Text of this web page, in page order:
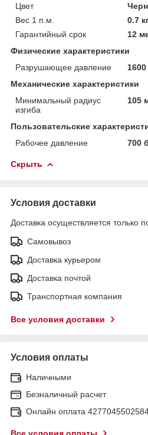
Цвет
Вес 1 п.м.
0.7
Гарантийный срок
12
Физические характеристики
Разрушающее давление
Механические характеристики
Минимальный радиус
изгиба
105
Пользовательские
Рабочее давление
700
Скрыть
Условия доставки
Доставка осуществляется только
Самовывоз
Доставка курьером
Доставка почтой
Транспортная компания
Все условия доставки
Условия оплаты
Наличными
Безналичный расчет
Онлайн оплата
Все условия оплаты